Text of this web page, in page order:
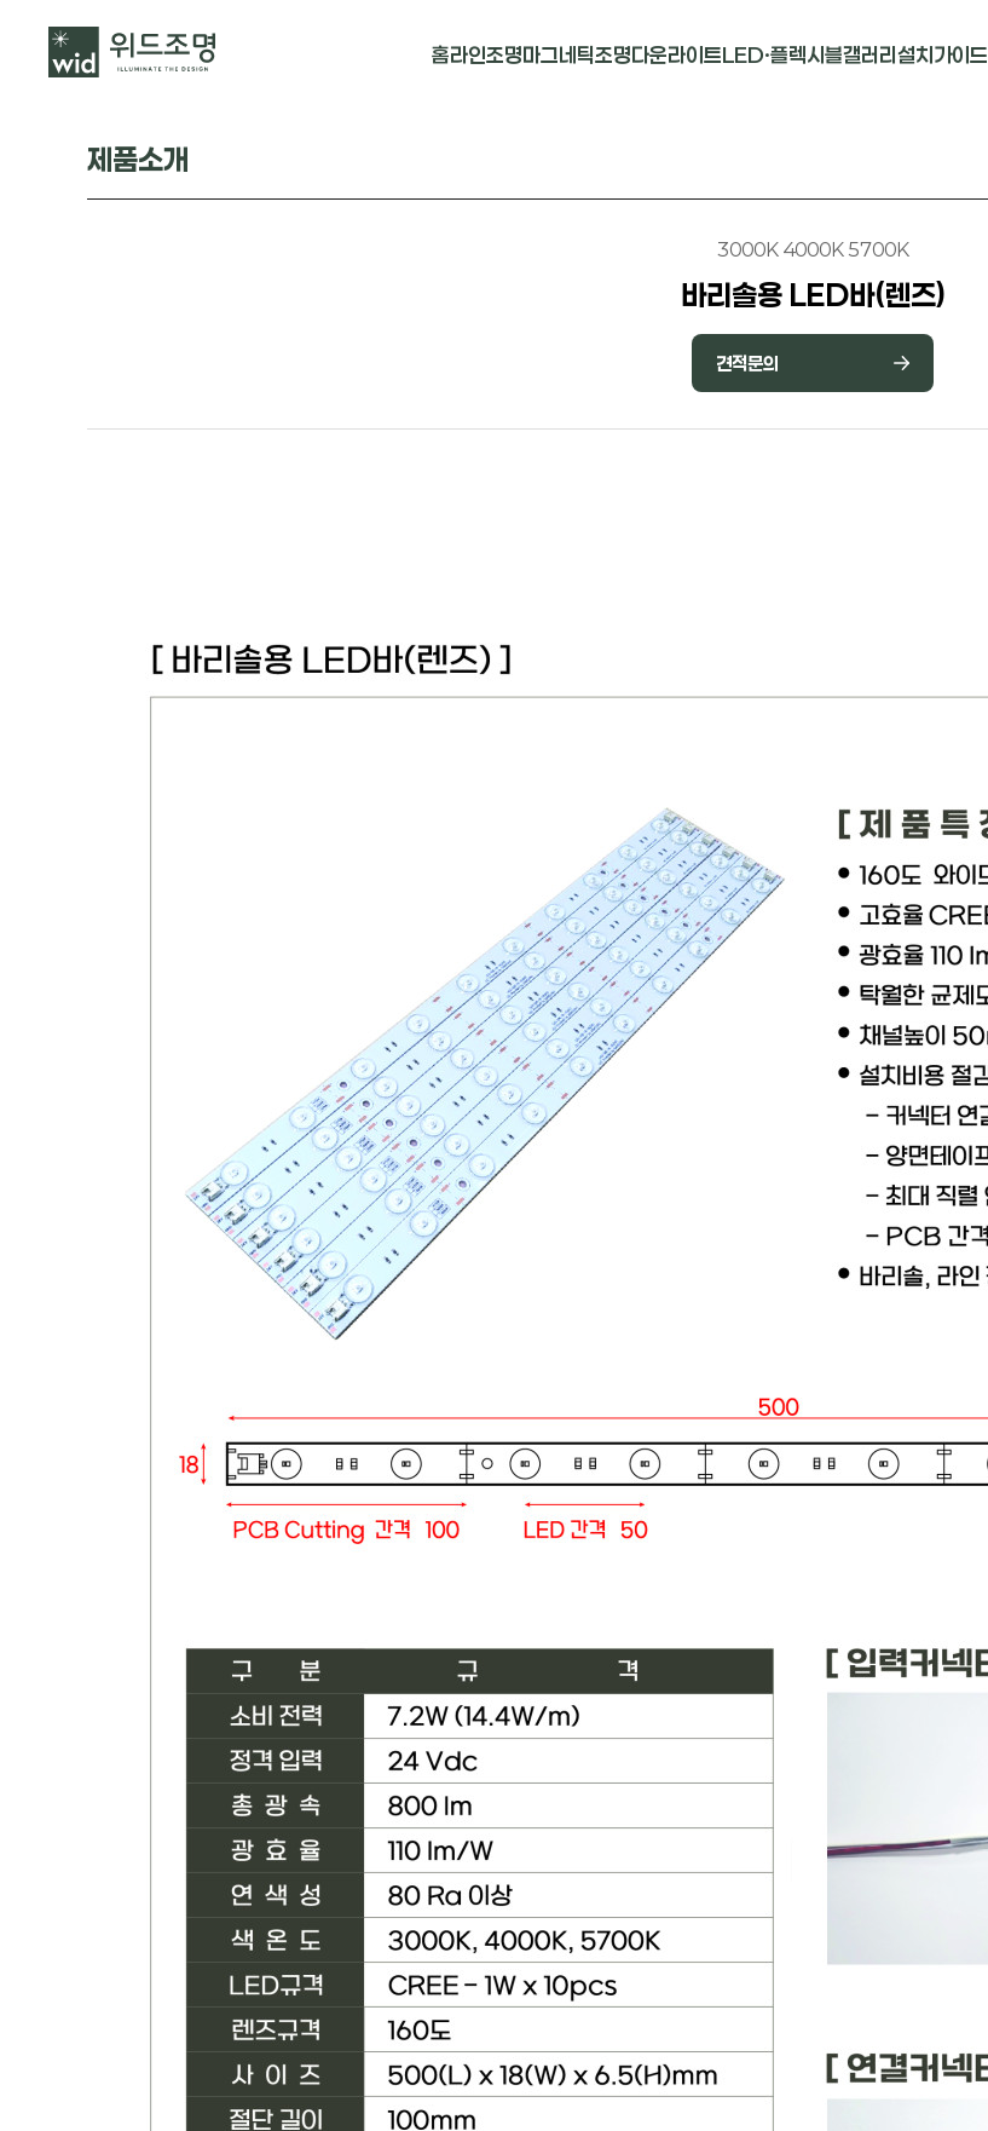
홈라인조명
펜던트
마그네틱조명
M2824R
다운라이트
사각 COB
LED·플렉시블
바리솔PCB
갤러리설치가이드
제품소개
3000K 4000K 5700K
바리솔용 LED바(렌즈)
견적문의